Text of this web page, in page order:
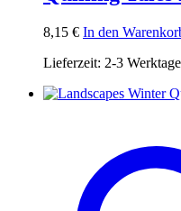
8,15 € In den
Lieferzeit: 2-3 Werktage